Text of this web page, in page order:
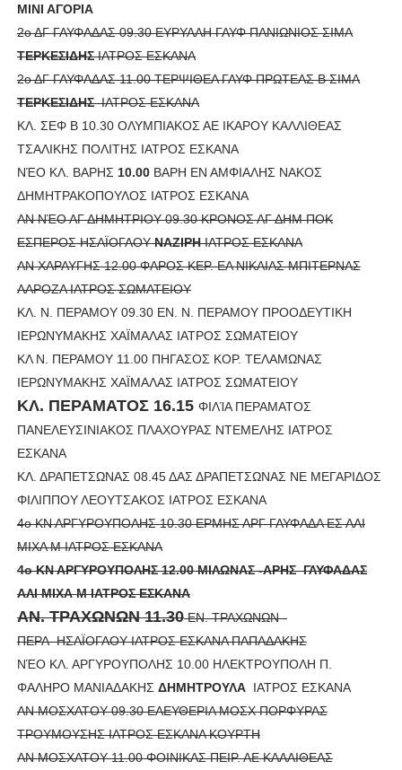
ΜΙΝΙ ΑΓΟΡΙΑ
2ο ΔΓ ΓΛΥΦΑΔΑΣ 09.30 ΕΥΡΥΑΛΗ ΓΛΥΦ ΠΑΝΙΩΝΙΟΣ ΣΙΜΑ
ΤΕΡΚΕΣΙΔΗΣΙΑΤΡΟΣ ΕΣΚΑΝΑ
2ο ΔΓ ΓΛΥΦΑΔΑΣ 11.00 ΤΕΡΨΙΘΕΑ ΓΛΥΦ ΠΡΩΤΕΑΣ Β ΣΙΜΑ
ΤΕΡΚΕΣΙΔΗΣΙΑΤΡΟΣ ΕΣΚΑΝΑ
ΚΛ. ΣΕΦ Β 10.30 ΟΛΥΜΠΙΑΚΟΣ ΑΕ ΙΚΑΡΟΥ ΚΑΛΛΙΘΕΑΣ
ΤΣΑΛΙΚΗΣ ΠΟΛΙΤΗΣ ΙΑΤΡΟΣ ΕΣΚΑΝΑ
ΝΈΟ ΚΛ. ΒΑΡΗΣ 10.00ΒΑΡΗ ΕΝ ΑΜΦΙΑΛΗΣ ΝΑΚΟΣ
ΔΗΜΗΤΡΑΚΟΠΟΥΛΟΣ ΙΑΤΡΟΣ ΕΣΚΑΝΑ
ΑΝ ΝΈΟ ΑΓ ΔΗΜΗΤΡΙΟΥ 09.30 ΚΡΟΝΟΣ ΑΓ ΔΗΜ ΠΟΚ
ΕΣΠΕΡΟΣ ΗΣΑΪΟΓΛΟΥΝΑΖΙΡΗΙΑΤΡΟΣ ΕΣΚΑΝΑ
ΑΝ ΧΑΡΑΥΓΗΣ 12.00 ΦΑΡΟΣ ΚΕΡ. ΕΑ ΝΙΚΑΙΑΣ ΜΠΙΤΕΡΝΑΣ
ΛΑΡΟΖΑ ΙΑΤΡΟΣ ΣΩΜΑΤΕΙΟΥ
ΚΛ. Ν. ΠΕΡΑΜΟΥ 09.30 ΕΝ. Ν. ΠΕΡΑΜΟΥ ΠΡΟΟΔΕΥΤΙΚΗ
ΙΕΡΩΝΥΜΑΚΗΣ ΧΑΪΜΑΛΑΣ ΙΑΤΡΟΣ ΣΩΜΑΤΕΙΟΥ
ΚΛ Ν. ΠΕΡΑΜΟΥ 11.00 ΠΗΓΑΣΟΣ ΚΟΡ. ΤΕΛΑΜΩΝΑΣ
ΙΕΡΩΝΥΜΑΚΗΣ ΧΑΪΜΑΛΑΣ ΙΑΤΡΟΣ ΣΩΜΑΤΕΙΟΥ
ΚΛ. ΠΕΡΑΜΑΤΟΣ 16.15 ΦΙΛΊΑ ΠΕΡΑΜΑΤΟΣ
ΠΑΝΕΛΕΥΣΙΝΙΑΚΟΣ ΠΛΑΧΟΥΡΑΣ ΝΤΕΜΕΛΗΣ ΙΑΤΡΟΣ
ΕΣΚΑΝΑ
ΚΛ. ΔΡΑΠΕΤΣΩΝΑΣ 08.45 ΔΑΣ ΔΡΑΠΕΤΣΩΝΑΣ ΝΕ ΜΕΓΑΡΙΔΟΣ
ΦΙΛΙΠΠΟΥ ΛΕΟΥΤΣΑΚΟΣ ΙΑΤΡΟΣ ΕΣΚΑΝΑ
4ο ΚΝ ΑΡΓΥΡΟΥΠΟΛΗΣ 10.30ΕΡΜΗΣ ΑΡΓ ΓΛΥΦΑΔΑ ΕΣ ΑΛΙ
ΜΙΧΑ Μ ΙΑΤΡΟΣ ΕΣΚΑΝΑ
4ο ΚΝ ΑΡΓΥΡΟΥΠΟΛΗΣ 12.00 ΜΙΛΩΝΑΣ -ΑΡΗΣ ΓΛΥΦΑΔΑΣ
ΑΛΙ ΜΙΧΑ Μ ΙΑΤΡΟΣ ΕΣΚΑΝΑ
ΑΝ. ΤΡΑΧΩΝΩΝ 11.30ΕΝ. ΤΡΑΧΩΝΩΝ -
ΠΕΡΑΗΣΑΪΟΓΛΟΥ ΙΑΤΡΟΣ ΕΣΚΑΝΑ ΠΑΠΑΔΑΚΗΣ
ΝΈΟ ΚΛ. ΑΡΓΥΡΟΥΠΟΛΗΣ 10.00 ΗΛΕΚΤΡΟΥΠΟΛΗ Π.
ΦΑΛΗΡΟ ΜΑΝΙΑΔΑΚΗΣ ΔΗΜΗΤΡΟΥΛΑ ΙΑΤΡΟΣ ΕΣΚΑΝΑ
ΑΝ ΜΟΣΧΑΤΟΥ 09.30 ΕΛΕΥΘΕΡΙΑ ΜΟΣΧ ΠΟΡΦΥΡΑΣ
ΤΡΟΥΜΟΥΣΗΣ ΙΑΤΡΟΣ ΕΣΚΑΝΑ ΚΟΥΡΤΗ
ΑΝ ΜΟΣΧΑΤΟΥ 11.00 ΦΟΙΝΙΚΑΣ ΠΕΙΡ. ΑΕ ΚΑΛΛΙΘΕΑΣ